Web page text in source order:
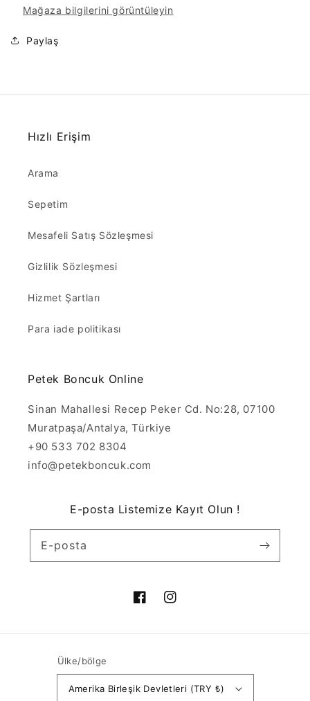
Mağaza bilgilerini görüntüleyin
Paylaş
Hızlı Erişim
Arama
Sepetim
Mesafeli Satış Sözleşmesi
Gizlilik Sözleşmesi
Hizmet Şartları
Para iade politikası
Petek Boncuk Online
Sinan Mahallesi Recep Peker Cd. No:28, 07100
Muratpaşa/Antalya, Türkiye
+90 533 702 8304
info@petekboncuk.com
E-posta Listemize Kayıt Olun !
E-posta
FacebookInstagram
Ülke/bölge
Amerika Birleşik Devletleri (TRY ₺)